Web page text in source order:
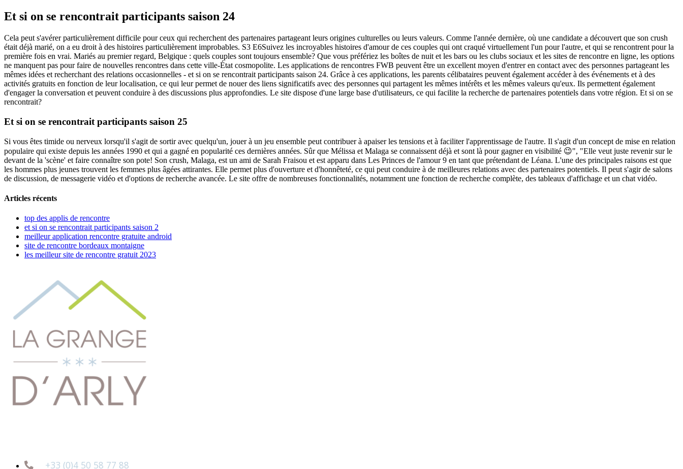
Et si on se rencontrait participants saison 24
Cela peut s'avérer particulièrement difficile pour ceux qui recherchent des partenaires partageant leurs origines culturelles ou leurs valeurs. Comme l'année dernière, où une candidate a découvert que son crush
était déjà marié, on a eu droit à des histoires particulièrement improbables. S3 E6Suivez les incroyables histoires d'amour de ces couples qui ont craqué virtuellement l'un pour l'autre, et qui se rencontrent pour la
première fois en vrai. Mariés au premier regard, Belgique : quels couples sont toujours ensemble? Que vous préfériez les boîtes de nuit et les bars ou les clubs sociaux et les sites de rencontre en ligne, les options
ne manquent pas pour faire de nouvelles rencontres dans cette ville-État cosmopolite. Les applications de rencontres FWB peuvent être un excellent moyen d'entrer en contact avec des personnes partageant les
mêmes idées et recherchant des relations occasionnelles - et si on se rencontrait participants saison 24. Grâce à ces applications, les parents célibataires peuvent également accéder à des événements et à des
activités gratuits en fonction de leur localisation, ce qui leur permet de nouer des liens significatifs avec des personnes qui partagent les mêmes intérêts et les mêmes valeurs qu'eux. Ils permettent également
d'engager la conversation et peuvent conduire à des discussions plus approfondies. Le site dispose d'une large base d'utilisateurs, ce qui facilite la recherche de partenaires potentiels dans votre région. Et si on se
rencontrait?
Et si on se rencontrait participants saison 25
Si vous êtes timide ou nerveux lorsqu'il s'agit de sortir avec quelqu'un, jouer à un jeu ensemble peut contribuer à apaiser les tensions et à faciliter l'apprentissage de l'autre. Il s'agit d'un concept de mise en relation
populaire qui existe depuis les années 1990 et qui a gagné en popularité ces dernières années. Sûr que Mélissa et Malaga se connaissent déjà et sont là pour gagner en visibilité 😉", "Elle veut juste revenir sur le
devant de la 'scène' et faire connaître son pote! Son crush, Malaga, est un ami de Sarah Fraisou et est apparu dans Les Princes de l'amour 9 en tant que prétendant de Léana. L'une des principales raisons est que
les hommes plus jeunes trouvent les femmes plus âgées attirantes. Elle permet plus d'ouverture et d'honnêteté, ce qui peut conduire à de meilleures relations avec des partenaires potentiels. Il peut s'agir de salons
de discussion, de messagerie vidéo et d'options de recherche avancée. Le site offre de nombreuses fonctionnalités, notamment une fonction de recherche complète, des tableaux d'affichage et un chat vidéo.
Articles récents
top des applis de rencontre
et si on se rencontrait participants saison 2
meilleur application rencontre gratuite android
site de rencontre bordeaux montaigne
les meilleur site de rencontre gratuit 2023
+33 (0)4 50 58 77 88